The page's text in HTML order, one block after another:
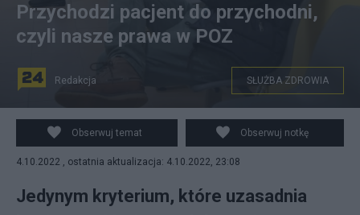
Pacjenci w przychodni. Zdjęcie ilustracyjne. Fot. PAP
Przychodzi pacjent do przychodni,
czyli nasze prawa w POZ
Redakcja SŁUŻBA ZDROWIA
Obserwuj temat Obserwuj notkę
4.10.2022 , ostatnia aktualizacja: 4.10.2022, 23:08
Jedynym kryterium, które uzasadnia